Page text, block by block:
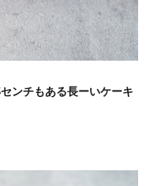
ンチもある長ーいケーキ